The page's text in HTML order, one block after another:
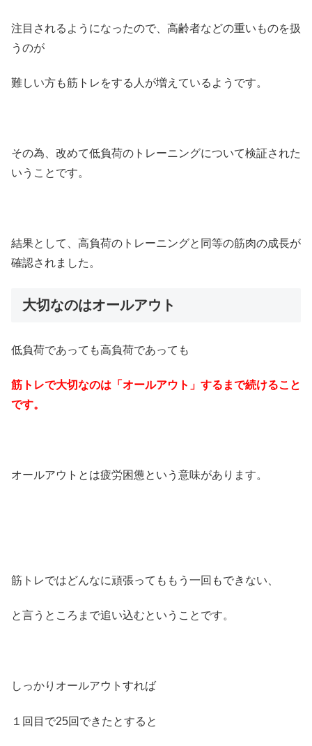
注目されるようになったので、高齢者などの重いものを扱
うのが
難しい方も筋トレをする人が増えているようです。
その為、改めて低負荷のトレーニングについて検証された
いうことです。
結果として、高負荷のトレーニングと同等の筋肉の成長が
確認されました。
大切なのはオールアウト
低負荷であっても高負荷であっても
筋トレで大切なのは「オールアウト」するまで続けること
です。
オールアウトとは疲労困憊という意味があります。
筋トレではどんなに頑張ってももう一回もできない、
と言うところまで追い込むということです。
しっかりオールアウトすれば
１回目で25回できたとすると